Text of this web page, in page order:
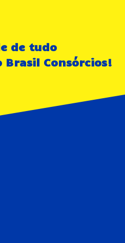
de tudo
Brasil Consórcios!